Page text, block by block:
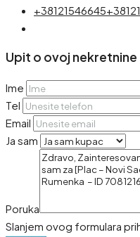
+38121546645
Upit o ovoj nekretnine
Ime
Tel
Email
Ja sam
Poruka
Slanjem ovog formulara